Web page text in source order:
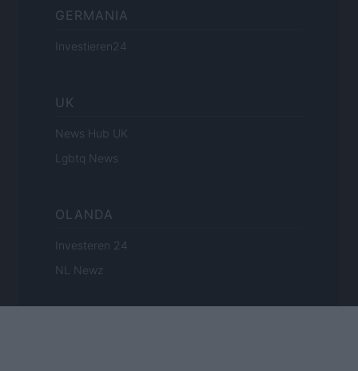
GERMANIA
Investieren24
UK
News Hub UK
Lgbtq News
OLANDA
Investeren 24
NL Newz